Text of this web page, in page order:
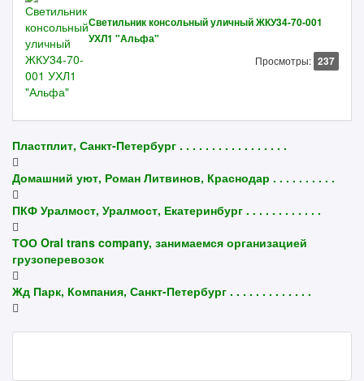
Светильник консольный уличный ЖКУ34-70-001
УХЛ1 "Альфа"
Просмотры: 237
Пластплит, Санкт-Петербург . . . . . . . . . . . . . . . . .
Домашний уют, Роман Литвинов, Краснодар . . . . . . . . . .
ПКФ Уралмост, Уралмост, Екатеринбург . . . . . . . . . . . .
ТОО Oral trans company, занимаемся организацией
грузоперевозок
Жд Парк, Компания, Санкт-Петербург . . . . . . . . . . . . .